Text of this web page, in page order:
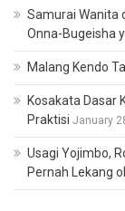
Samurai Wanita
Onna-Bugeisha
Malang Kendo
Kosakata Dasar
Praktisi January
Usagi Yojimbo,
Pernah Lekang